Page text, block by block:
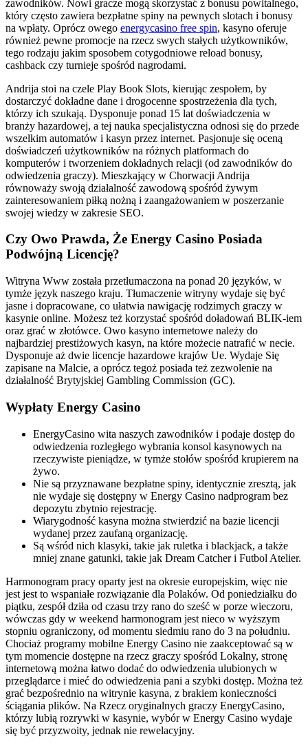
zawodników. Nowi gracze mogą skorzystać z bonusu powitalnego,
który często zawiera bezpłatne spiny na pewnych slotach i bonusy
na wpłaty. Oprócz owego energycasino free spin, kasyno oferuje
również pewne promocje na rzecz swych stałych użytkowników,
tego rodzaju jakim sposobem cotygodniowe reload bonusy,
cashback czy turnieje spośród nagrodami.
Andrija stoi na czele Play Book Slots, kierując zespołem, by
dostarczyć dokładne dane i drogocenne spostrzeżenia dla tych,
którzy ich szukają. Dysponuje ponad 15 lat doświadczenia w
branży hazardowej, a tej nauka specjalistyczna odnosi się do przede
wszelkim automatów i kasyn przez internet. Pasjonuje się oceną
doświadczeń użytkowników na różnych platformach do
komputerów i tworzeniem dokładnych relacji (od zawodników do
odwiedzenia graczy). Mieszkający w Chorwacji Andrija
równoważy swoją działalność zawodową spośród żywym
zainteresowaniem piłką nożną i zaangażowaniem w poszerzanie
swojej wiedzy w zakresie SEO.
Czy Owo Prawda, Że Energy Casino Posiada
Podwójną Licencję?
Witryna Www została przetłumaczona na ponad 20 języków, w
tymże język naszego kraju. Tłumaczenie witryny wydaje się być
jasne i dopracowane, co ułatwia nawigację rodzimych graczy w
kasynie online. Możesz też korzystać spośród doładowań BLIK-iem
oraz grać w złotówce. Owo kasyno internetowe należy do
najbardziej prestiżowych kasyn, na które możecie natrafić w necie.
Dysponuje aż dwie licencje hazardowe krajów Ue. Wydaje Się
zapisane na Malcie, a oprócz tegoż posiada też zezwolenie na
działalność Brytyjskiej Gambling Commission (GC).
Wypłaty Energy Casino
EnergyCasino wita naszych zawodników i podaje dostęp do
odwiedzenia rozległego wybrania konsol kasynowych na
rzeczywiste pieniądze, w tymże stołów spośród krupierem na
żywo.
Nie są przyznawane bezpłatne spiny, identycznie zresztą, jak
nie wydaje się dostępny w Energy Casino nadprogram bez
depozytu zbytnio rejestrację.
Wiarygodność kasyna można stwierdzić na bazie licencji
wydanej przez zaufaną organizację.
Są wśród nich klasyki, takie jak ruletka i blackjack, a także
mniej znane gatunki, takie jak Dream Catcher i Futbol Atelier.
Harmonogram pracy oparty jest na okresie europejskim, więc nie
jest jest to wspaniałe rozwiązanie dla Polaków. Od poniedziałku do
piątku, zespół dziła od czasu trzy rano do sześć w porze wieczoru,
wówczas gdy w weekend harmonogram jest nieco w wyższym
stopniu ograniczony, od momentu siedmiu rano do 3 na południu.
Chociaż programy mobilne Energy Casino nie zaakceptować są w
tym momencie dostępne na rzecz graczy spośród Lokalny, stronę
internetową można łatwo dodać do odwiedzenia ulubionych w
przeglądarce i mieć do odwiedzenia pani a szybki dostęp. Można też
grać bezpośrednio na witrynie kasyna, z brakiem konieczności
ściągania plików. Na Rzecz oryginalnych graczy EnergyCasino,
którzy lubią rozrywki w kasynie, wybór w Energy Casino wydaje
się być przyzwoity, jednak nie rewelacyjny.